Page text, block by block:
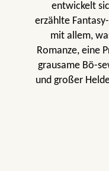
entwickelt
erzählte
mit allem,
Romanze, eine
grausame Bö-
und großer